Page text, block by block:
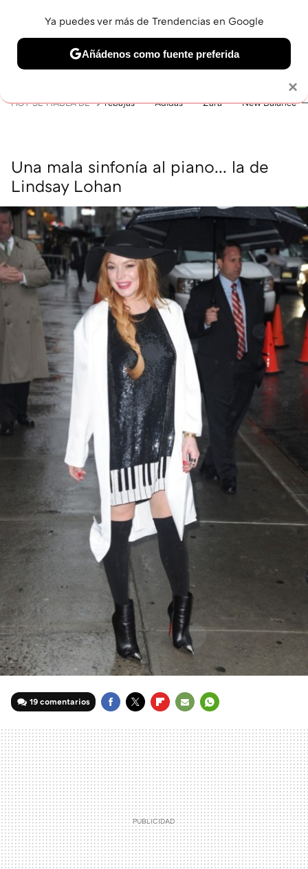
BELLEZA SHOPPING VIAJES GASTRO SNEAKERS
HOY SE HABLA DE rebajas Adidas Zara New Balance
Una mala sinfonía al piano... la de
Lindsay Lohan
19 comentarios
MAIL
×
Ya puedes ver más de Trendencias en Google
Añádenos como fuente preferida